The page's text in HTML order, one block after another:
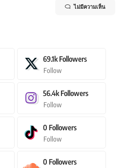
ไม่มีความเห็น
69.1k Followers
Follow
56.4k Followers
Follow
0 Followers
Follow
0 Followers